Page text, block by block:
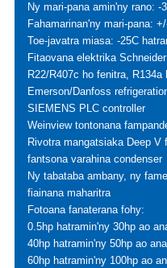
Ny mari-pana amin'ny rano: -
Fahamarinan'ny mari-pana:
Toe-javatra miasa: -25C
Fitaovana elektrika Schneider
R22/R407c ho fenitra, R134a
Emerson/Danfoss
SIEMENS PLC controller
Weinview tontonana
Rivotra mangatsiaka Deep V
fantsona varahina condenser
Ny tabataba ambany, ny
fiainana maharitra
Fotoana fanaterana fohy:
0.5hp hatramin'ny 30hp ao
40hp hatramin'ny 50hp ao
60hp hatramin'ny 100hp ao